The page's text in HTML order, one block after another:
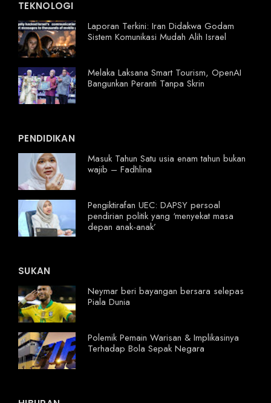
TEKNOLOGI
Laporan Terkini: Iran Didakwa Godam
Sistem Komunikasi Mudah Alih Israel
Melaka Laksana Smart Tourism, OpenAI
Bangunkan Peranti Tanpa Skrin
PENDIDIKAN
Masuk Tahun Satu usia enam tahun bukan
wajib – Fadhlina
Pengiktirafan UEC: DAPSY persoal
pendirian politik yang ‘menyekat masa
depan anak-anak’
SUKAN
Neymar beri bayangan bersara selepas
Piala Dunia
Polemik Pemain Warisan & Implikasinya
Terhadap Bola Sepak Negara